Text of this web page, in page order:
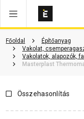
Főoldal
Építőanyag
Vakolat,
Vakolatok, alapozók,
Masterplast
Termékinformáció
Összehasonlítás